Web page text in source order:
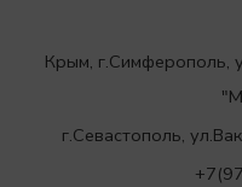
Крым, г.Симферополь,
г.Севастополь,